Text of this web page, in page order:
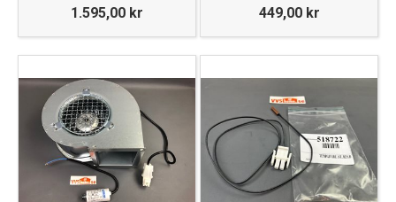
1.595,00 kr 449,00 kr